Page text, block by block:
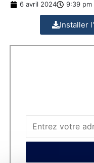
6 avril 2024 9:39 pm
Installer